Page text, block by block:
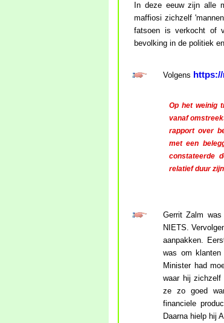
In deze eeuw zijn alle
maffiosi zichzelf
fatsoen is verkocht of
bevolking in de politiek
Volgens
Op het weinig
vanaf
rapport over
met een
constateerde
relatief duur
Gerrit Zalm
NIETS.
aanpakken.
was om
Minister had
waar hij zichzelf
ze zo goed
financiele
Daarna hielp hij